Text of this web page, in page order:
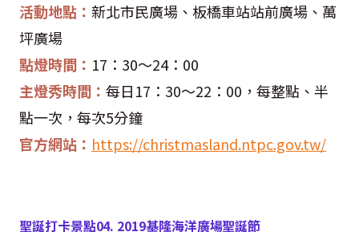
活動地點： 新北市民廣場、板橋車站站前廣場、萬
坪廣場
點燈時間： 17 ： 30～24： 00
主燈秀時間： 每日17 ： 30～22 ： 00 ，每整點、半
點一次，每次5分鐘
官方網站： https://christmasland.ntpc.gov.tw/
聖誕打卡景點04. 2019基隆海洋廣場聖誕節